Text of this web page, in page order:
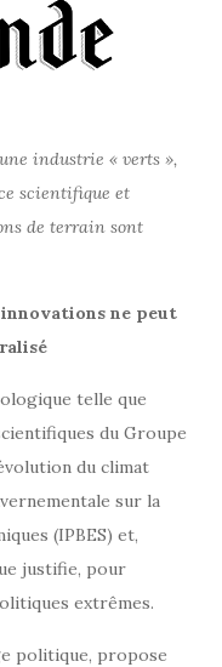
industrie « verts »,
scientifique et
de terrain sont
ne peut
telle que
du Groupe
du climat
sur la
(IPBES) et,
justifie, pour
extrêmes.
politique, propose